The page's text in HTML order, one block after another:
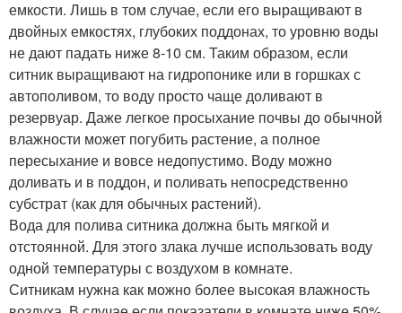
емкости. Лишь в том случае, если его выращивают в
двойных емкостях, глубоких поддонах, то уровню воды
не дают падать ниже 8-10 см. Таким образом, если
ситник выращивают на гидропонике или в горшках с
автополивом, то воду просто чаще доливают в
резервуар. Даже легкое просыхание почвы до обычной
влажности может погубить растение, а полное
пересыхание и вовсе недопустимо. Воду можно
доливать и в поддон, и поливать непосредственно
субстрат (как для обычных растений).
Вода для полива ситника должна быть мягкой и
отстоянной. Для этого злака лучше использовать воду
одной температуры с воздухом в комнате.
Ситникам нужна как можно более высокая влажность